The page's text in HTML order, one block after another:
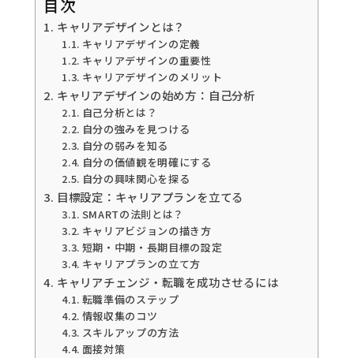
目次
キャリアデザインとは？
キャリアデザインの定義
キャリアデザインの重要性
キャリアデザインのメリット
キャリアデザインの始め方：自己分析
自己分析とは？
自分の強みを見つける
自分の弱みを知る
自分の価値観を明確にする
自分の興味関心を探る
目標設定：キャリアプランを立てる
SMARTの法則とは？
キャリアビジョンの描き方
短期・中期・長期目標の設定
キャリアプランの立て方
キャリアチェンジ・転職を成功させるには
転職準備のステップ
情報収集のコツ
スキルアップの方法
面接対策